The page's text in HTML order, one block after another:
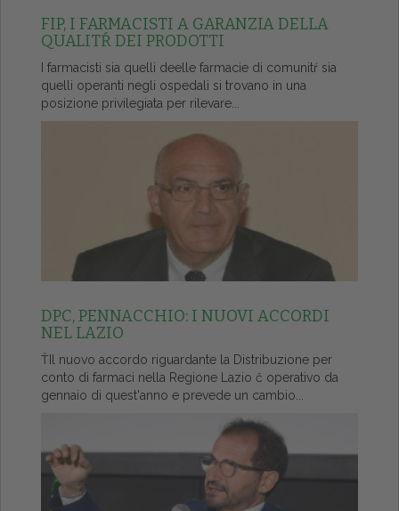
FIP, I FARMACISTI A GARANZIA DELLA
QUALITŔ DEI PRODOTTI
I farmacisti sia quelli deelle farmacie di comunitŕ sia
quelli operanti negli ospedali si trovano in una
posizione privilegiata per rilevare...
DPC, PENNACCHIO: I NUOVI ACCORDI
NEL LAZIO
ŤIl nuovo accordo riguardante la Distribuzione per
conto di farmaci nella Regione Lazio č operativo da
gennaio di quest'anno e prevede un cambio...